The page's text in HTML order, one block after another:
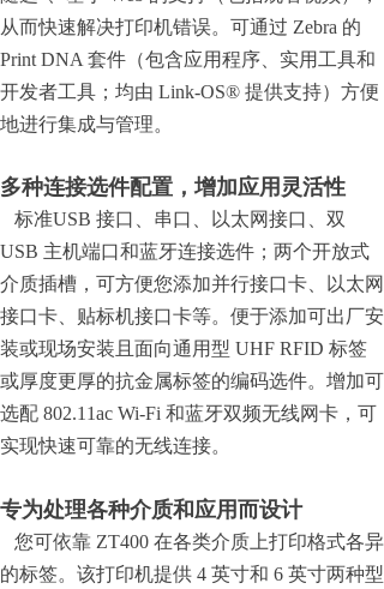
从而快速解决打印机错误。可通过 Zebra 的
Print DNA 套件（包含应用程序、实用工具和
开发者工具；均由 Link-OS® 提供支持）方便
地进行集成与管理。
多种连接选件配置，增加应用灵活性
标准USB 接口、串口、以太网接口、双
USB 主机端口和蓝牙连接选件；两个开放式
介质插槽，可方便您添加并行接口卡、以太网
接口卡、贴标机接口卡等。便于添加可出厂安
装或现场安装且面向通用型 UHF RFID 标签
或厚度更厚的抗金属标签的编码选件。增加可
选配 802.11ac Wi-Fi 和蓝牙双频无线网卡，可
实现快速可靠的无线连接。
专为处理各种介质和应用而设计
您可依靠 ZT400 在各类介质上打印格式各异
的标签。该打印机提供 4 英寸和 6 英寸两种型